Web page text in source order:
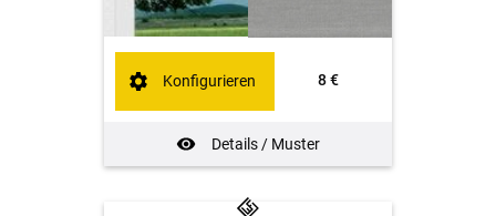
8 €
Details / Muster
Konfigurieren